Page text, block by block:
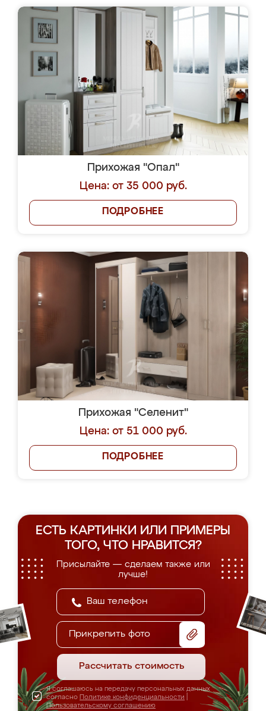
Прихожая "Опал"
Цена: от 35 000 руб.
ПОДРОБНЕЕ
Прихожая "Селенит"
Цена: от 51 000 руб.
ПОДРОБНЕЕ
ЕСТЬ КАРТИНКИ ИЛИ ПРИМЕРЫ
ТОГО, ЧТО НРАВИТСЯ?
Присылайте — сделаем также или
лучше!
Прикрепить фото
Рассчитать стоимость
Я соглашаюсь на передачу персональных данных
согласно Политике конфиденциальности
Пользовательскому соглашению